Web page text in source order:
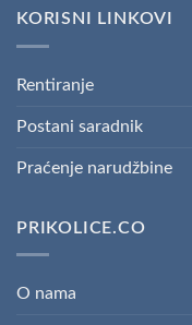
KORISNI LINKOVI
Rentiranje
Postani saradnik
Praćenje narudžbine
PRIKOLICE.CO
O nama